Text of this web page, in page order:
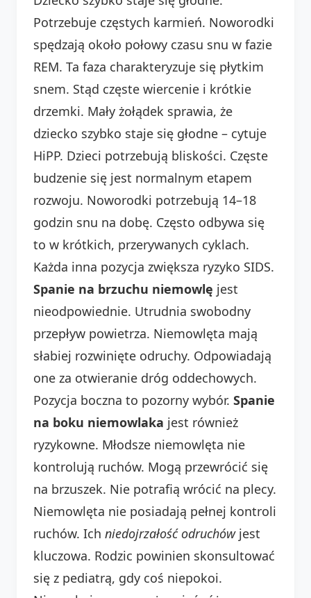
Potrzebuje częstych karmień. Noworodki
spędzają około połowy czasu snu w fazie
REM. Ta faza charakteryzuje się płytkim
snem. Stąd częste wiercenie i krótkie
drzemki. Mały żołądek sprawia, że
dziecko szybko staje się głodne – cytuje
HiPP. Dzieci potrzebują bliskości. Częste
budzenie się jest normalnym etapem
rozwoju. Noworodki potrzebują 14–18
godzin snu na dobę. Często odbywa się
to w krótkich, przerywanych cyklach.
Każda inna pozycja zwiększa ryzyko SIDS.
Spanie na brzuchu niemowlę jest
nieodpowiednie. Utrudnia swobodny
przepływ powietrza. Niemowlęta mają
słabiej rozwinięte odruchy. Odpowiadają
one za otwieranie dróg oddechowych.
Pozycja boczna to pozorny wybór. Spanie
na boku niemowlaka jest również
ryzykowne. Młodsze niemowlęta nie
kontrolują ruchów. Mogą przewrócić się
na brzuszek. Nie potrafią wrócić na plecy.
Niemowlęta nie posiadają pełnej kontroli
ruchów. Ich niedojrzałość odruchówjest
kluczowa. Rodzic powinien skonsultować
się z pediatrą, gdy coś niepokoi.